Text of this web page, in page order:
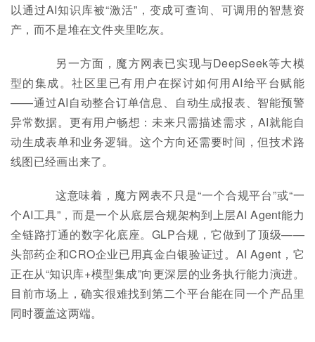
以通过AI知识库被“激活”，变成可查询、可调用的智慧资
产，而不是堆在文件夹里吃灰。
另一方面，魔方网表已实现与DeepSeek等大模
型的集成。社区里已有用户在探讨如何用AI给平台赋能
——通过AI自动整合订单信息、自动生成报表、智能预警
异常数据。更有用户畅想：未来只需描述需求，AI就能自
动生成表单和业务逻辑。这个方向还需要时间，但技术路
线图已经画出来了。
这意味着，魔方网表不只是“一个合规平台”或“一
个AI工具”，而是一个从底层合规架构到上层AI Agent能力
全链路打通的数字化底座。GLP合规，它做到了顶级——
头部药企和CRO企业已用真金白银验证过。AI Agent，它
正在从“知识库+模型集成”向更深层的业务执行能力演进。
目前市场上，确实很难找到第二个平台能在同一个产品里
同时覆盖这两端。